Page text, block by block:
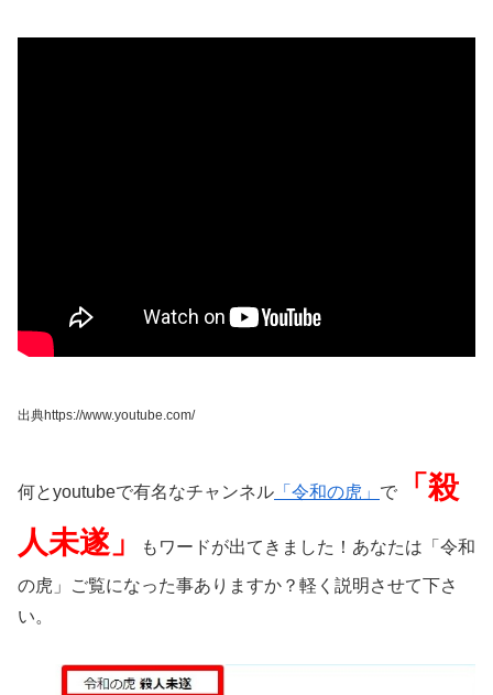
出典https://www.youtube.com/
何とyoutubeで有名なチャンネル 「令和の虎」 で
「殺
人未遂」
もワードが出てきました！あなたは「令和
の虎」ご覧になった事ありますか？軽く説明させて下さ
い。